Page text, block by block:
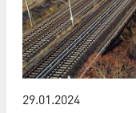
29.01.2024